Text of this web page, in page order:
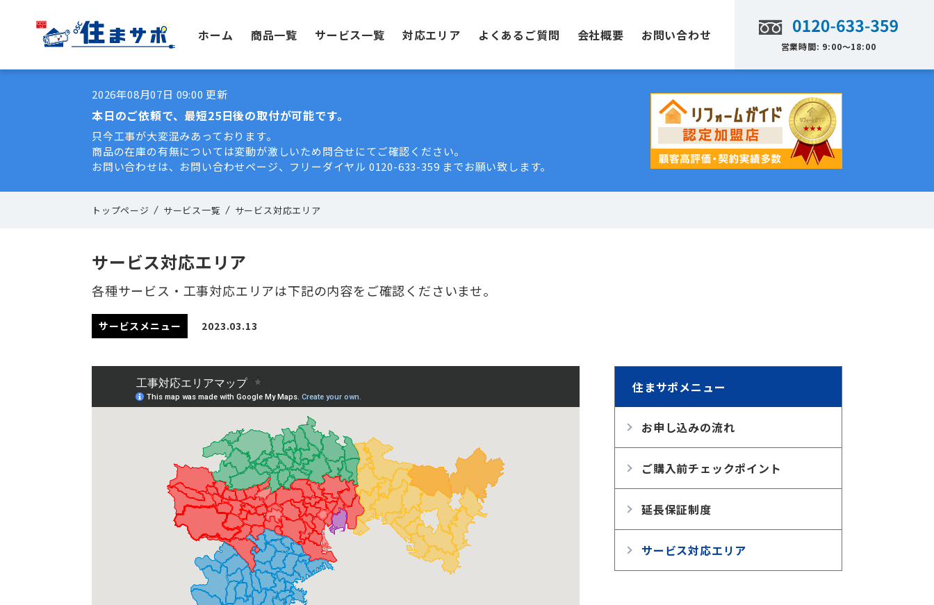
ホーム 商品一覧 サービス一覧 対応エリア よくあるご質問 会社概要 お問い合わせ
営業時間: 9:00〜18:00
2026年08月07日 09:00 更新
本日のご依頼で、最短25日後の取付が可能です。
只今工事が大変混みあっております。
商品の在庫の有無については変動が激しいため問合せにてご確認ください。
お問い合わせは、お問い合わせページ、フリーダイヤル 0120-633-359 までお願い致します。
トップページ サービス一覧 サービス対応エリア
サービス対応エリア
各種サービス・工事対応エリアは下記の内容をご確認くださいませ。
サービスメニュー 2023.03.13
住まサポメニュー
お申し込みの流れ
ご購入前チェックポイント
延長保証制度
サービス対応エリア